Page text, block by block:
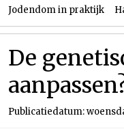
Jodendom in praktijk
De
Publicatiedatum: